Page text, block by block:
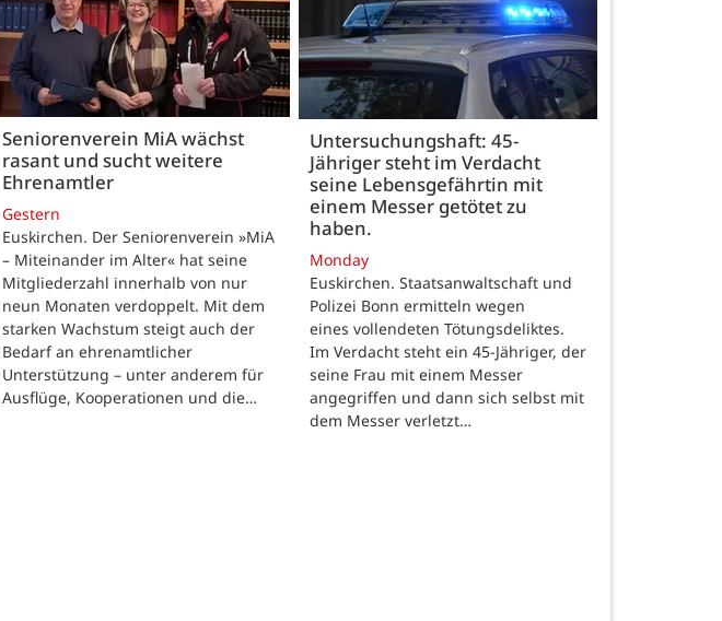
Seniorenverein MiA wächst
rasant und sucht weitere
Ehrenamtler
Gestern
Euskirchen. Der Seniorenverein »MiA
– Miteinander im Alter« hat seine
Mitgliederzahl innerhalb von nur
neun Monaten verdoppelt. Mit dem
starken Wachstum steigt auch der
Bedarf an ehrenamtlicher
Unterstützung – unter anderem für
Ausflüge, Kooperationen und die…
Untersuchungshaft: 45-
Jähriger steht im Verdacht
seine Lebensgefährtin mit
einem Messer getötet zu
haben.
Monday
Euskirchen. Staatsanwaltschaft und
Polizei Bonn ermitteln wegen
eines vollendeten Tötungsdeliktes.
Im Verdacht steht ein 45-Jähriger, der
seine Frau mit einem Messer
angegriffen und dann sich selbst mit
dem Messer verletzt…